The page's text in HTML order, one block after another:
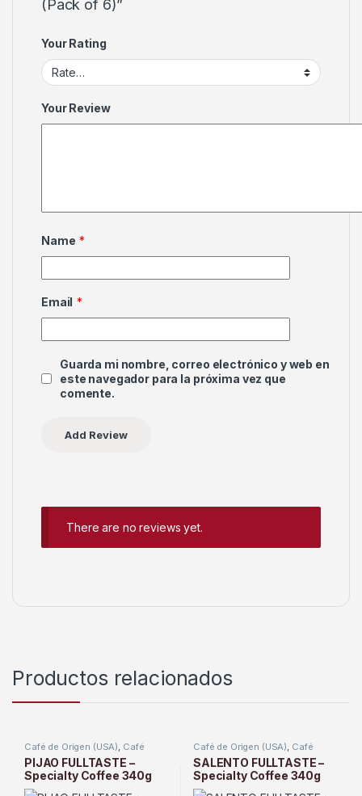
(Pack of 6)”
Your Rating
Your Review
Name *
Email *
Guarda mi nombre, correo electrónico y web en
este navegador para la próxima vez que
comente.
There are no reviews yet.
Productos relacionados
Café de Origen (USA) Café
PIJAO FULLTASTE –
Specialty Coffee 340g
(12oz) – (Pack of 3)
Café de Origen (USA) Café
SALENTO FULLTASTE –
Specialty Coffee 340g
(12oz) – (Pack of 3)